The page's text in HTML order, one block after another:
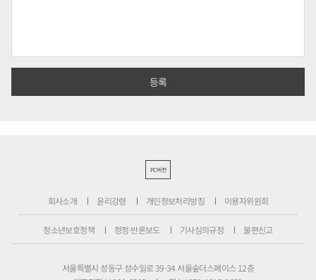
PC버전
회사소개 윤리강령 개인정보처리방침 이용자위원회
청소년보호정책 정정·반론보도 기사심의규정 불편신고
서울특별시 성동구 성수일로 39-34 서울숲더스페이스 12층